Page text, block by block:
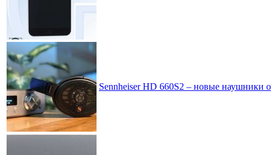
Sennheiser HD 660S2 – новые наушники